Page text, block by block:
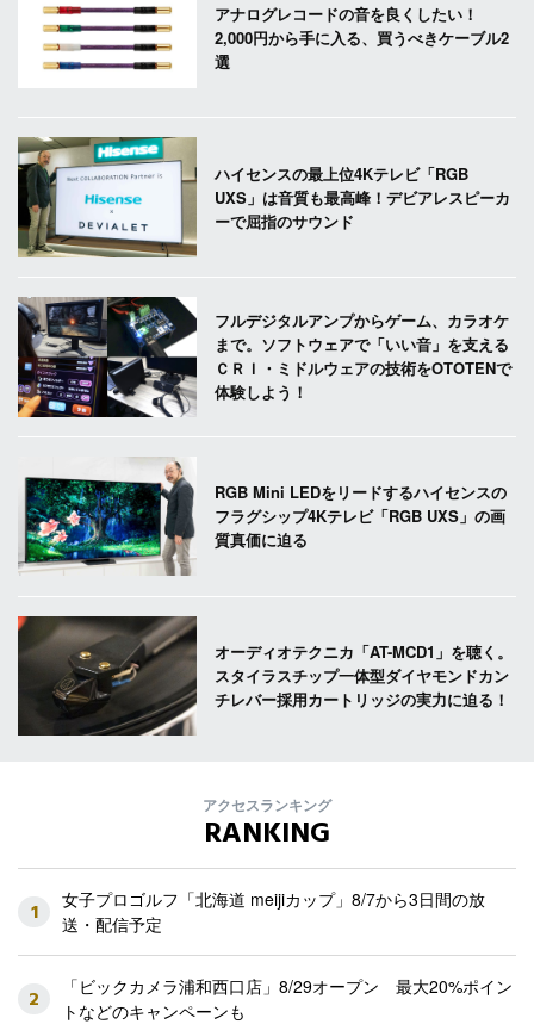
アナログレコードの音を良くしたい！
2,000円から手に入る、買うべきケーブル2
選
ハイセンスの最上位4Kテレビ「RGB
UXS」は音質も最高峰！デビアレスピーカ
ーで屈指のサウンド
フルデジタルアンプからゲーム、カラオケ
まで。ソフトウェアで「いい音」を支える
ＣＲＩ・ミドルウェアの技術をOTOTENで
体験しよう！
RGB Mini LEDをリードするハイセンスの
フラグシップ4Kテレビ「RGB UXS」の画
質真価に迫る
オーディオテクニカ「AT-MCD1」を聴く。
スタイラスチップ一体型ダイヤモンドカン
チレバー採用カートリッジの実力に迫る！
アクセスランキング
RANKING
1
女子プロゴルフ「北海道 meijiカップ」8/7から3日間の放
送・配信予定
2
「ビックカメラ浦和西口店」8/29オープン 最大20%ポイン
トなどのキャンペーンも